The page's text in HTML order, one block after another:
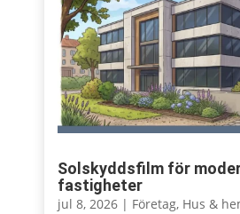
Solskyddsfilm för
fastigheter
jul 8, 2026| Företag, Hus &